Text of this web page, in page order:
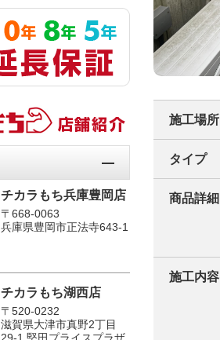
施工場所
タイプ
商品詳細
施工内容
チカラもち兵庫豊岡店
〒668-0063
兵庫県豊岡市正法寺643-1
チカラもち湖西店
〒520-0232
滋賀県大津市真野2丁目
29-1 堅田プライスプラザ